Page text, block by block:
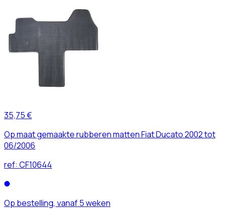
35,75 €
Op maat gemaakte rubberen matten Fiat Ducato 2002 tot
06/2006
ref: CF10644
Op bestelling, vanaf 5 weken